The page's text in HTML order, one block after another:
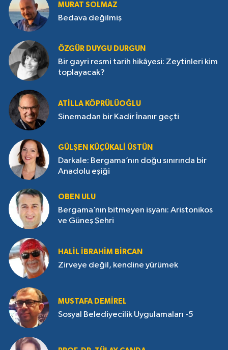
MURAT SOLMAZ
Bedava değilmiş
ÖZGÜR DUYGU DURGUN
Bir gayri resmi tarih hikâyesi: Zeytinleri kim
toplayacak?
ATILLA KÖPRÜLÜOĞLU
Sinemadan bir Kadir İnanır geçti
GÜLŞEN KÜÇÜKALI ÜSTÜN
Darkale: Bergama’nın doğu sınırında bir
Anadolu eşiği
OBEN ULU
Bergama’nın bitmeyen isyanı: Aristonikos
ve Güneş Şehri
HALIL İBRAHIM BIRCAN
Zirveye değil, kendine yürümek
MUSTAFA DEMIREL
Sosyal Belediyecilik Uygulamaları -5